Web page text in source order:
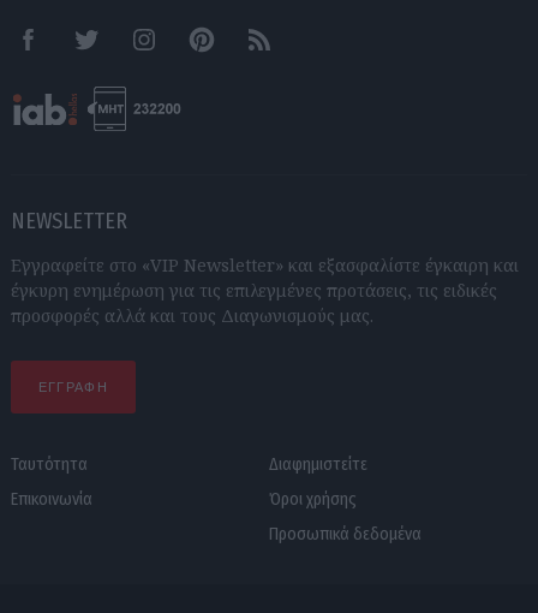
FacebookTwitter InstagramPinterestRSS feeds
NEWSLETTER
Εγγραφείτε στο «VIP Newsletter» και εξασφαλίστε έγκαιρη και
έγκυρη ενημέρωση για τις επιλεγμένες προτάσεις, τις ειδικές
προσφορές αλλά και τους Διαγωνισμούς μας.
ΕΓΓΡΑΦΗ
Ταυτότητα
Επικοινωνία
Διαφημιστείτε
Όροι χρήσης
Προσωπικά δεδομένα